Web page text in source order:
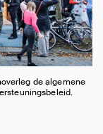
de algemene